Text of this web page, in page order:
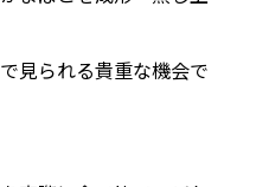
見られる貴重な機会で